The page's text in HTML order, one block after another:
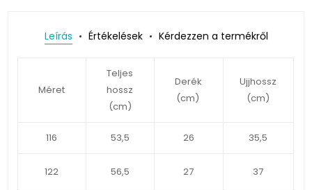
Leírás Értékelések Kérdezzen a termékről
Méret
Teljes
hossz
(cm)
Derék
(cm)
Ujjhossz
(cm)
116 53,5 26 35,5
122 56,5 27 37